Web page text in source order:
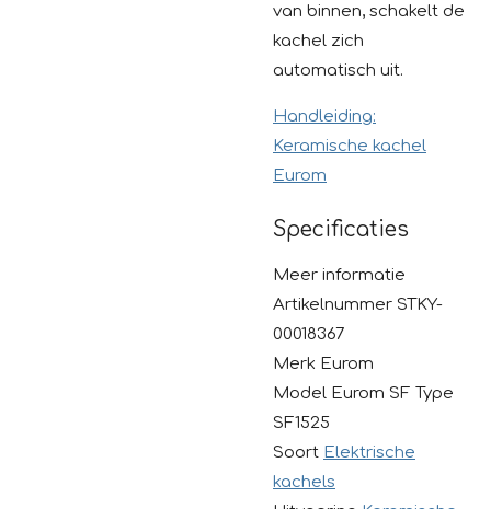
van binnen, schakelt de
kachel zich
automatisch uit.
Handleiding:
Keramische kachel
Eurom
Specificaties
Meer informatie
Artikelnummer STKY-
00018367
Merk Eurom
Model Eurom SF Type
SF1525
Soort Elektrische
kachels